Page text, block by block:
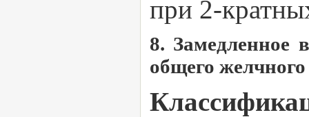
при 2-
8. Замедленное
общего